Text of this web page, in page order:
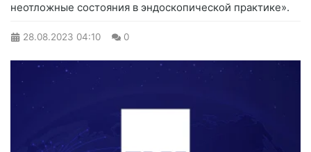
неотложные состояния в эндоскопической практике».
28.08.2023 04:10 0